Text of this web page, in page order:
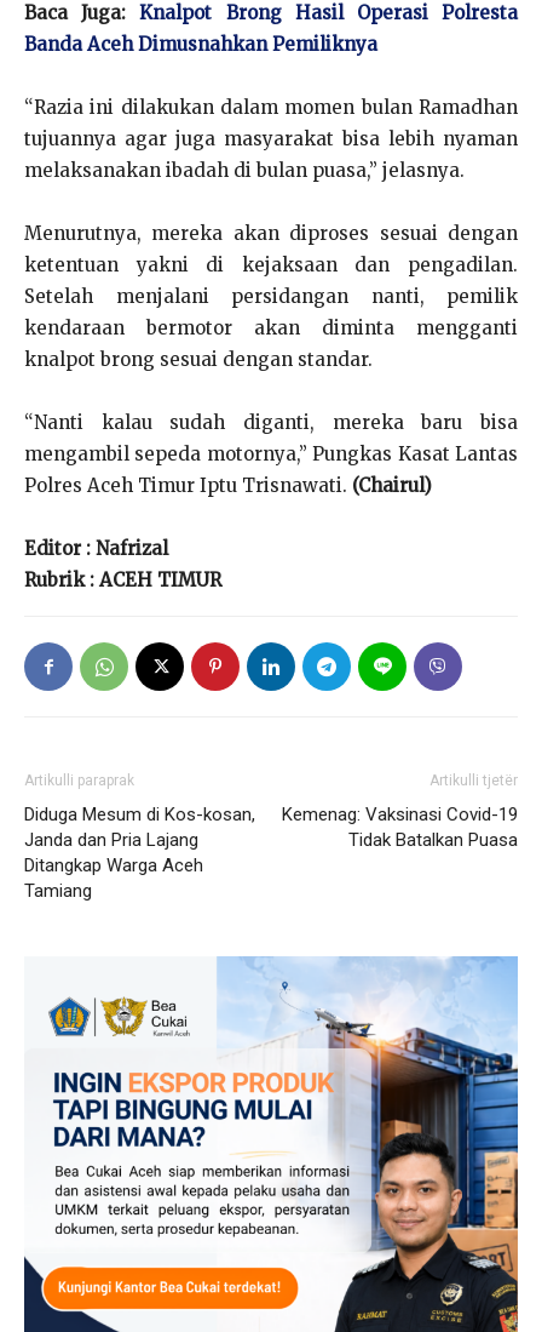
Baca Juga:Knalpot Brong Hasil Operasi Polresta
Banda Aceh Dimusnahkan Pemiliknya
“Razia ini dilakukan dalam momen bulan Ramadhan
tujuannya agar juga masyarakat bisa lebih nyaman
melaksanakan ibadah di bulan puasa,” jelasnya.
Menurutnya, mereka akan diproses sesuai dengan
ketentuan yakni di kejaksaan dan pengadilan.
Setelah menjalani persidangan nanti, pemilik
kendaraan bermotor akan diminta mengganti
knalpot brong sesuai dengan standar.
“Nanti kalau sudah diganti, mereka baru bisa
mengambil sepeda motornya,” Pungkas Kasat Lantas
Polres Aceh Timur Iptu Trisnawati. (Chairul)
Editor : Nafrizal
Rubrik : ACEH TIMUR
Artikulli paraprak
Diduga Mesum di Kos-kosan,
Janda dan Pria Lajang
Ditangkap Warga Aceh
Tamiang
Artikulli tjetër
Kemenag: Vaksinasi Covid-19
Tidak Batalkan Puasa